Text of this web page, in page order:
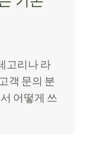
고리나 라
객 문의 분
어떻게 쓰